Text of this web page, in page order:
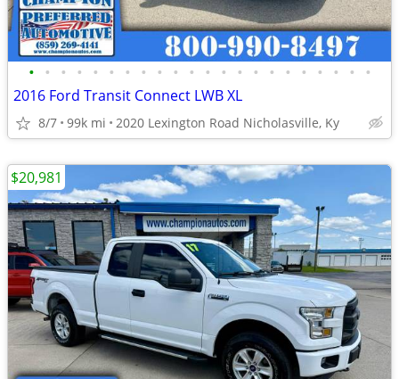
• • • • • • • • • • • • • • • • • • • • • •
2016 Ford Transit Connect LWB XL
8/7 99k mi 2020 Lexington Road Nicholasville, Ky
$20,981